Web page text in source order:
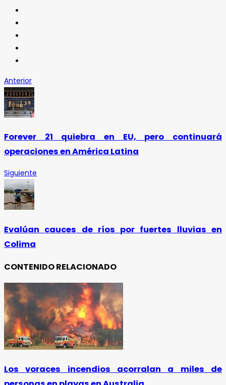
Anterior
Forever 21 quiebra en EU, pero continuará
operaciones en América Latina
Siguiente
Evalúan cauces de ríos por fuertes lluvias en
Colima
CONTENIDO RELACIONADO
Los voraces incendios acorralan a miles de